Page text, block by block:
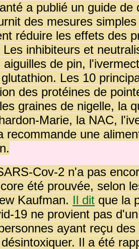
a publié un guide de
des mesures
réduire les effets des
inhibiteurs et
de pin,
Les 10
des protéines de
graines de nigelle, la
Marie, la NAC,
recommande une
Cov-2 n'a pas
été prouvée, selon
Kaufman. Il dit que la
19 ne provient pas
ayant reçu
Il a été